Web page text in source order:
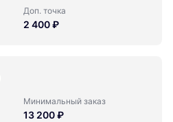
Доп. точка
2 400 ₽
Минимальный заказ
13 200 ₽